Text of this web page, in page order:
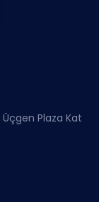
Plaza Kat